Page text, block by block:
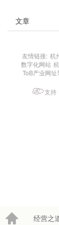
文章
经营之
友情链接: 杭
数字化网站
ToB产业网址
支持